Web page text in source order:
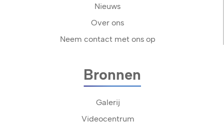
Nieuws
Over ons
Neem contact met ons op
Bronnen
Galerij
Videocentrum